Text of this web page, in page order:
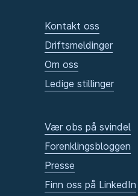
Kontakt oss
Driftsmeldinger
Om oss
Ledige stillinger
Vær obs på svindel
Forenklingsbloggen
Presse
Finn oss på LinkedIn